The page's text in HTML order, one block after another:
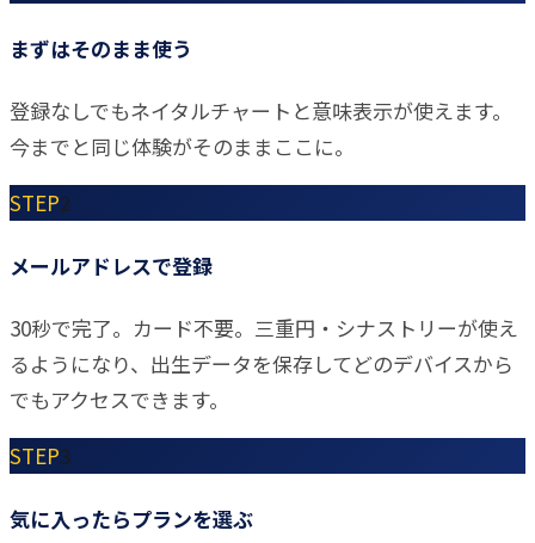
まずはそのまま使う
登録なしでもネイタルチャートと意味表示が使えます。
今までと同じ体験がそのままここに。
STEP2
メールアドレスで登録
30秒で完了。カード不要。三重円・シナストリーが使え
るようになり、出生データを保存してどのデバイスから
でもアクセスできます。
STEP3
気に入ったらプランを選ぶ